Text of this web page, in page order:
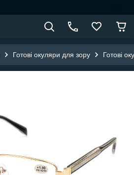
Готові окуляри для зору Готові